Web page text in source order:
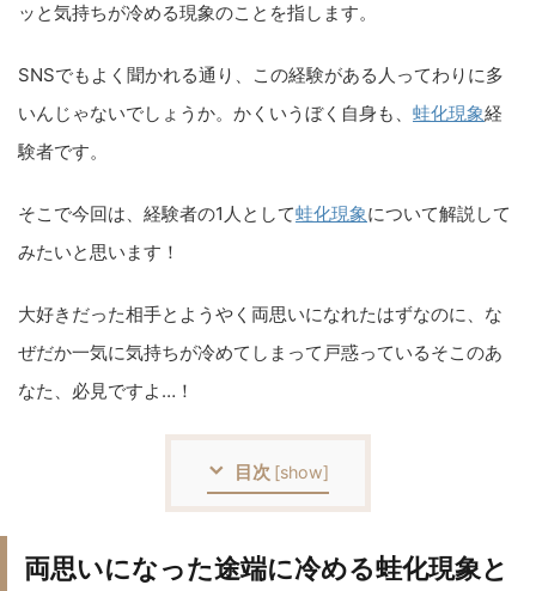
ッと気持ちが冷める現象のことを指します。
SNSでもよく聞かれる通り、この経験がある人ってわりに多
いんじゃないでしょうか。かくいうぼく自身も、 蛙化現象経
験者です。
そこで今回は、経験者の1人として蛙化現象について解説して
みたいと思います！
大好きだった相手とようやく両思いになれたはずなのに、な
ぜだか一気に気持ちが冷めてしまって戸惑っているそこのあ
なた、必見ですよ…！
目次 [show]
両思いになった途端に冷める蛙化現象と